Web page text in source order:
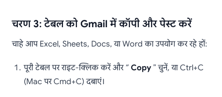
चरण 3: टेबल को Gmail में कॉपी और पेस्ट करें
चाहे आप Excel, Sheets, Docs, या Word का उपयोग कर रहे हों:
पूरी टेबल पर राइट-क्लिक करें और ” Copy ” चुनें, या Ctrl+C
(Mac पर Cmd+C) दबाएं।